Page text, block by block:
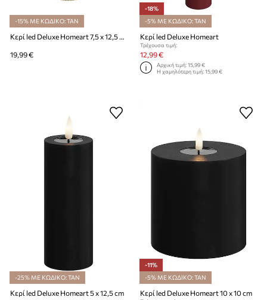
-15% ΜΕ ΚΩΔΙΚΟ: TAN
19,99 €
-18%
-5% ΜΕ ΚΩΔΙΚΟ: TAN
Κερί led Deluxe Homeart
Τρέχουσα τιμή:
12,99 €
Αρχική τιμή:15,99 €
Η χαμηλότερη τιμή:15,99 €
-25% ΜΕ ΚΩΔΙΚΟ: TAN
Κερί led Deluxe Homeart 5 x 12,5 cm
-11%
-5% ΜΕ ΚΩΔΙΚΟ: TAN
Κερί led Deluxe Homeart 10 x 10 cm